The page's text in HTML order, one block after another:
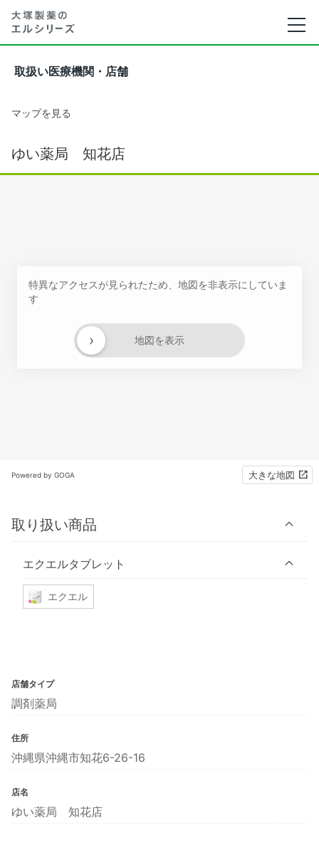
取扱い医療機関・店舗
マップを見る
ゆい薬局 知花店
特異なアクセスが見られたため、地図を非表示にしていま
す
地図を表示
›
Powered by GOGA 大きな地図
取り扱い商品
エクエルタブレット
エクエル
店舗タイプ
調剤薬局
住所
沖縄県沖縄市知花6-26-16
店名
ゆい薬局 知花店